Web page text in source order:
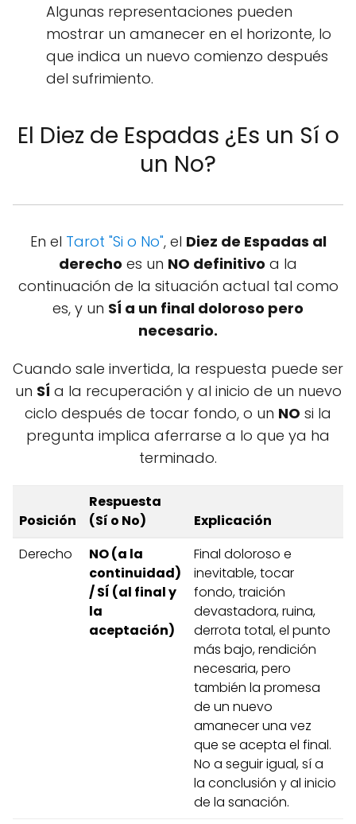
Algunas representaciones pueden
mostrar un amanecer en el horizonte, lo
que indica un nuevo comienzo después
del sufrimiento.
El Diez de Espadas ¿Es un Sí o
un No?
En el Tarot "Si o No", el Diez de Espadas al
derecho es un NO definitivo a la
continuación de la situación actual tal como
es, y un SÍ a un final doloroso pero
necesario.
Cuando sale invertida, la respuesta puede ser
un SÍ a la recuperación y al inicio de un nuevo
ciclo después de tocar fondo, o un NO si la
pregunta implica aferrarse a lo que ya ha
terminado.
Posición
Respuesta
(Sí o No)
Explicación
Derecho
NO (a la
continuidad)
/ SÍ (al final y
la
aceptación)
Final doloroso e
inevitable, tocar
fondo, traición
devastadora, ruina,
derrota total, el punto
más bajo, rendición
necesaria, pero
también la promesa
de un nuevo
amanecer una vez
que se acepta el final.
No a seguir igual, sí a
la conclusión y al inicio
de la sanación.